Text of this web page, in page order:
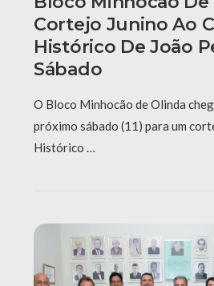
Cortejo Junino Ao
Histórico De João
Sábado
O Bloco Minhocão de Olinda
próximo sábado (11) para um
Histórico …